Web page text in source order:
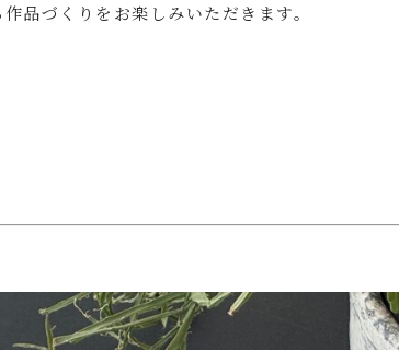
品づくりをお楽しみいただきます。